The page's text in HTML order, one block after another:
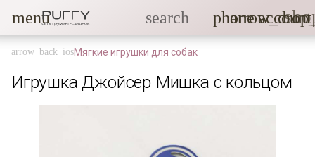
menu search phone
Мягкие игрушки для собак
Игрушка Джойсер Мишка с кольцом